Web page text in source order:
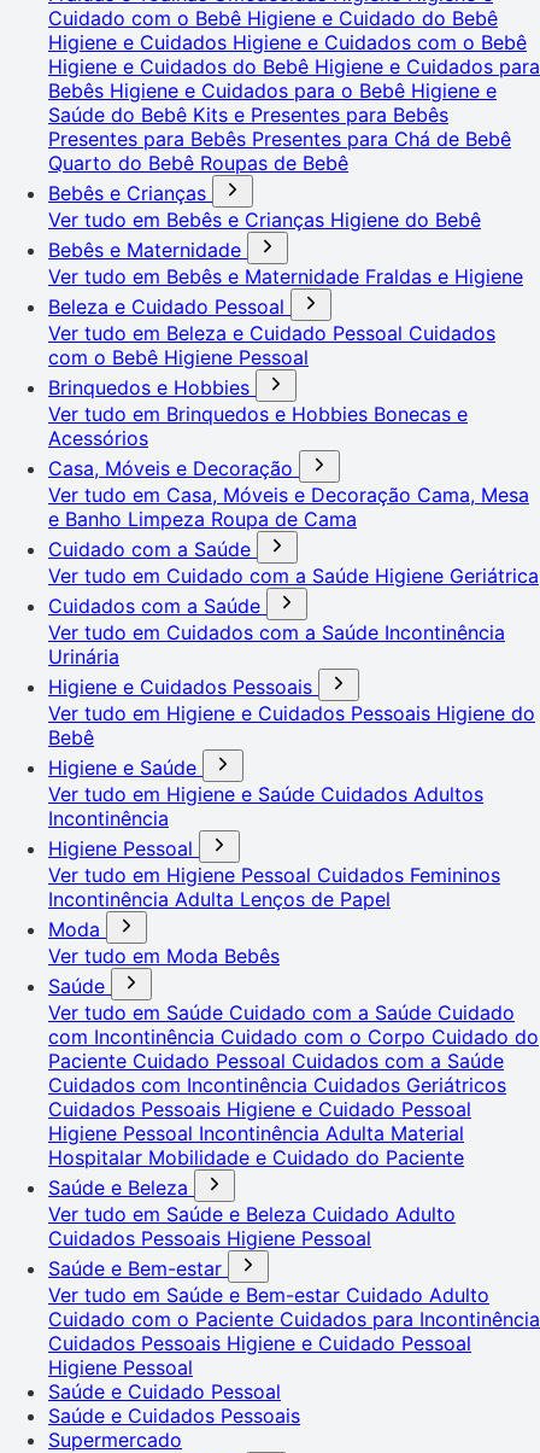
Cuidado com o Bebê Higiene e Cuidado do Bebê
Higiene e Cuidados Higiene e Cuidados com o Bebê
Higiene e Cuidados do Bebê Higiene e Cuidados para
Bebês Higiene e Cuidados para o Bebê Higiene e
Saúde do Bebê Kits e Presentes para Bebês
Presentes para Bebês Presentes para Chá de Bebê
Quarto do Bebê Roupas de Bebê
Bebês e Crianças
Ver tudo em Bebês e Crianças Higiene do Bebê
Bebês e Maternidade
Ver tudo em Bebês e Maternidade Fraldas e Higiene
Beleza e Cuidado Pessoal
Ver tudo em Beleza e Cuidado Pessoal Cuidados
com o Bebê Higiene Pessoal
Brinquedos e Hobbies
Ver tudo em Brinquedos e Hobbies Bonecas e
Acessórios
Casa, Móveis e Decoração
Ver tudo em Casa, Móveis e Decoração Cama, Mesa
e Banho Limpeza Roupa de Cama
Cuidado com a Saúde
Ver tudo em Cuidado com a Saúde Higiene Geriátrica
Cuidados com a Saúde
Ver tudo em Cuidados com a Saúde Incontinência
Urinária
Higiene e Cuidados Pessoais
Ver tudo em Higiene e Cuidados Pessoais Higiene do
Bebê
Higiene e Saúde
Ver tudo em Higiene e Saúde Cuidados Adultos
Incontinência
Higiene Pessoal
Ver tudo em Higiene Pessoal Cuidados Femininos
Incontinência Adulta Lenços de Papel
Moda
Ver tudo em Moda Bebês
Saúde
Ver tudo em Saúde Cuidado com a Saúde Cuidado
com Incontinência Cuidado com o Corpo Cuidado do
Paciente Cuidado Pessoal Cuidados com a Saúde
Cuidados com Incontinência Cuidados Geriátricos
Cuidados Pessoais Higiene e Cuidado Pessoal
Higiene Pessoal Incontinência Adulta Material
Hospitalar Mobilidade e Cuidado do Paciente
Saúde e Beleza
Ver tudo em Saúde e Beleza Cuidado Adulto
Cuidados Pessoais Higiene Pessoal
Saúde e Bem-estar
Ver tudo em Saúde e Bem-estar Cuidado Adulto
Cuidado com o Paciente Cuidados para Incontinência
Cuidados Pessoais Higiene e Cuidado Pessoal
Higiene Pessoal
Saúde e Cuidado Pessoal
Saúde e Cuidados Pessoais
Supermercado